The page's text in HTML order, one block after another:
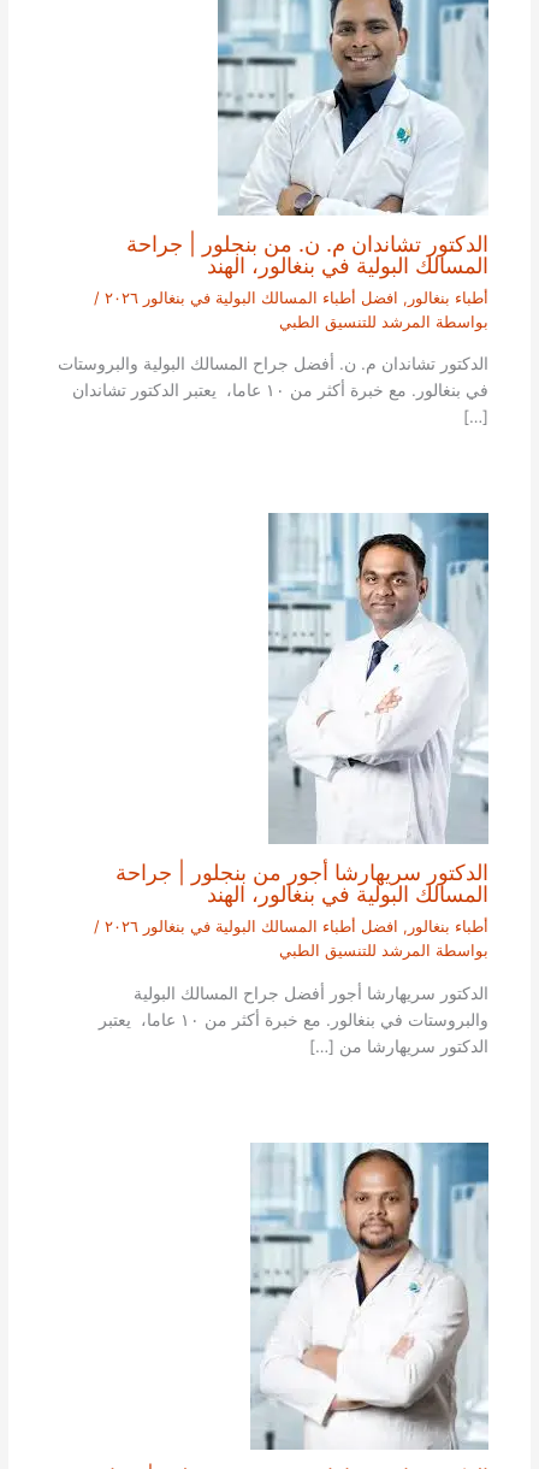
الدكتور تشاندان م. ن. من بنجلور | جراحة
المسالك البولية في بنغالور، الهند
أطباء بنغالور , افضل أطباء المسالك البولية في بنغالور ٢٠٢٦
/
بواسطة المرشد للتنسيق الطبي
الدكتور تشاندان م. ن. أفضل جراح المسالك البولية والبروستات
في بنغالور. مع خبرة أكثر من ١٠ عاما، يعتبر الدكتور تشاندان
[…]
الدكتور سريهارشا أجور من بنجلور | جراحة
المسالك البولية في بنغالور، الهند
أطباء بنغالور , افضل أطباء المسالك البولية في بنغالور ٢٠٢٦
/
بواسطة المرشد للتنسيق الطبي
الدكتور سريهارشا أجور أفضل جراح المسالك البولية
والبروستات في بنغالور. مع خبرة أكثر من ١٠ عاما، يعتبر
الدكتور سريهارشا من […]